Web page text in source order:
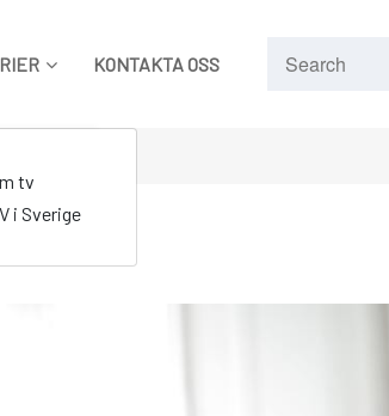
tv
i Sverige
KONTAKTA OSS